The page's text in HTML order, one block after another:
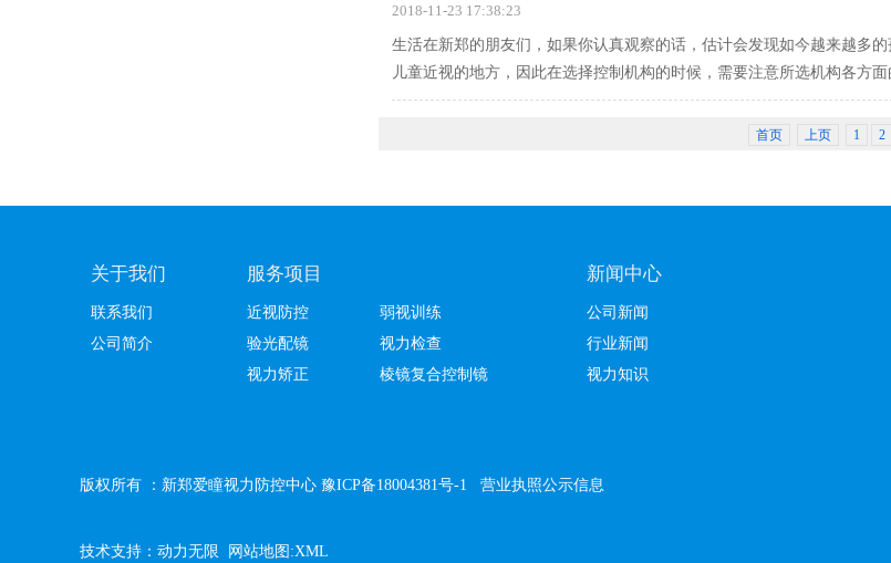
2018-11-23 17:38:23
生活在新郑的朋友们，如果你认真观察的话，估计会发现如今越来越多
儿童近视的地方，因此在选择控制机构的时候，需要注意所选机构各方面
首页 上页 1 2
关于我们
联系我们
公司简介
服务项目
近视防控
弱视训练
验光配镜
视力检查
视力矫正
棱镜复合控制镜
新闻中心
公司新闻
行业新闻
视力知识
版权所有 ：新郑爱瞳视力防控中心 豫ICP备18004381号-1 营业执照公示信息
技术支持： 动力无限 网站地图 :XML